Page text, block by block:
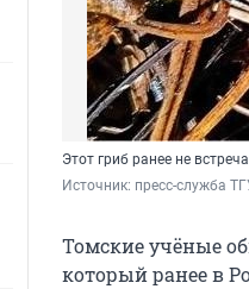
Этот гриб ранее не
Источник: пресс-служба
Томские учёные
который ранее в